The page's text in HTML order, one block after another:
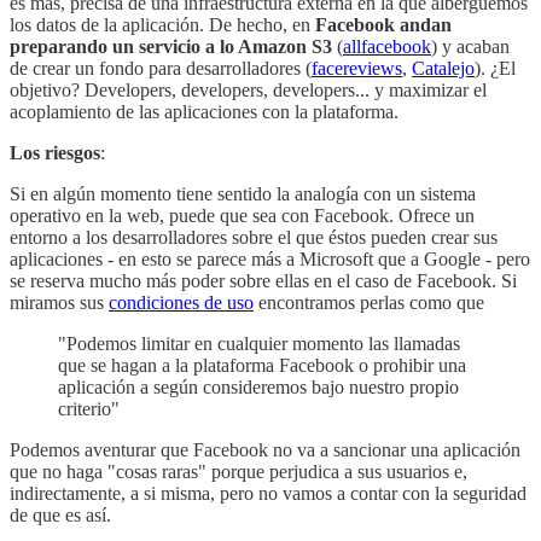
los datos de la aplicación. De hecho, en Facebook andan
preparando un servicio a lo Amazon S3 (allfacebook) y acaban
de crear un fondo para desarrolladores (facereviews, Catalejo). ¿El
objetivo? Developers, developers, developers... y maximizar el
acoplamiento de las aplicaciones con la plataforma.
Los riesgos:
Si en algún momento tiene sentido la analogía con un sistema
operativo en la web, puede que sea con Facebook. Ofrece un
entorno a los desarrolladores sobre el que éstos pueden crear sus
aplicaciones - en esto se parece más a Microsoft que a Google - pero
se reserva mucho más poder sobre ellas en el caso de Facebook. Si
miramos sus condiciones de uso encontramos perlas como que
"Podemos limitar en cualquier momento las llamadas
que se hagan a la plataforma Facebook o prohibir una
aplicación a según consideremos bajo nuestro propio
criterio"
Podemos aventurar que Facebook no va a sancionar una aplicación
que no haga "cosas raras" porque perjudica a sus usuarios e,
indirectamente, a si misma, pero no vamos a contar con la seguridad
de que es así.